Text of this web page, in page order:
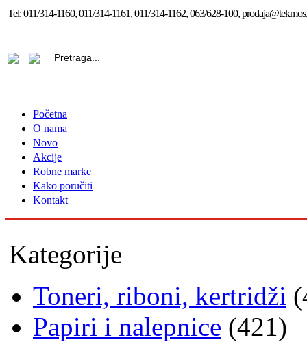
Tel:011/314-1160, 011/314-1161, 011/314-1162, 063/628-100,
Početna
O nama
Novo
Akcije
Robne marke
Kako poručiti
Kontakt
Kategorije
Toneri, riboni, kertridži
Papiri i nalepnice (421)